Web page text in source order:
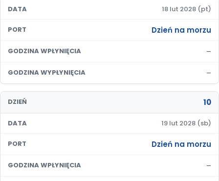
DATA 18 lut 2028 (pt)
PORT Dzień na morzu
GODZINA WPŁYNIĘCIA –
GODZINA WYPŁYNIĘCIA –
DZIEŃ 10
DATA 19 lut 2028 (sb)
PORT Dzień na morzu
GODZINA WPŁYNIĘCIA –